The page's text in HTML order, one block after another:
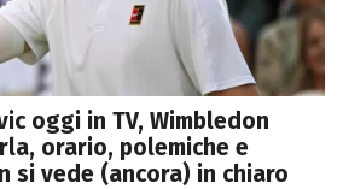
oggi in TV, Wimbledon
orario, polemiche e
si vede (ancora) in chiaro